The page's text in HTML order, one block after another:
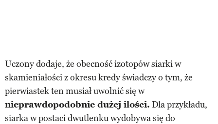
Uczony dodaje, że obecność izotopów siarki w
skamieniałości z okresu kredy świadczy o tym, że
pierwiastek ten musiał uwolnić się w
nieprawdopodobnie dużej ilości. Dla przykładu,
siarka w postaci dwutlenku wydobywa się do